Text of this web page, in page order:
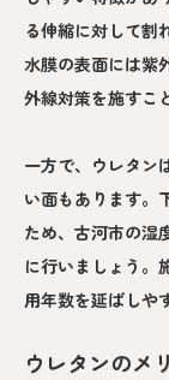
る伸縮に対して割
水膜の表面には紫
外線対策を施すこ
一方で、ウレタン
い面もあります。
ため、古河市の湿
に行いましょう。
用年数を延ばしや
ウレタンのメ